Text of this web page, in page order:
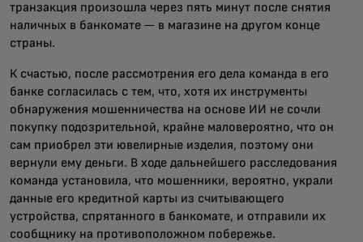
транзакция произошла через пять минут после снятия
наличных в банкомате — в магазине на другом конце
страны.
К счастью, после рассмотрения его дела команда в его
банке согласилась с тем, что, хотя их инструменты
обнаружения мошенничества на основе ИИ не сочли
покупку подозрительной, крайне маловероятно, что он
сам приобрел эти ювелирные изделия, поэтому они
вернули ему деньги. В ходе дальнейшего расследования
команда установила, что мошенники, вероятно, украли
данные его кредитной карты из считывающего
устройства, спрятанного в банкомате, и отправили их
сообщнику на противоположном побережье.